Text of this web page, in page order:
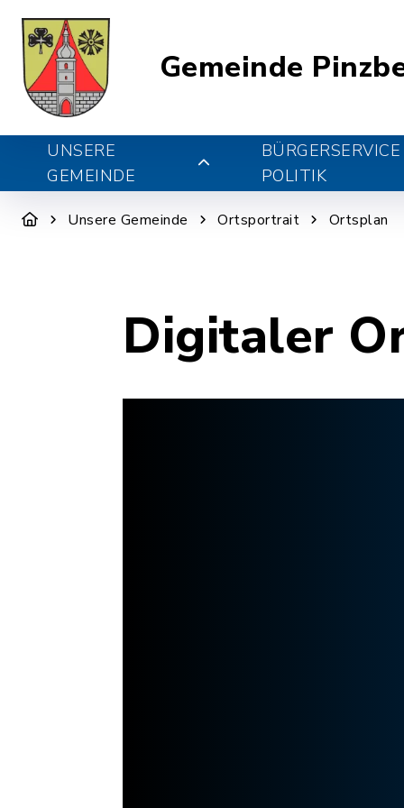
Gemeinde
UNSERE
GEMEINDE
POLITIK
Unsere Gemeinde Ortsportrait Ortsplan
Digitaler